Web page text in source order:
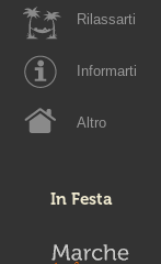
Rilassarti
Informarti
Altro
In Festa